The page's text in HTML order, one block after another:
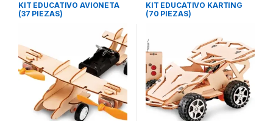
KIT EDUCATIVO AVIONETA
(37 PIEZAS)
KIT EDUCATIVO KARTING
(70 PIEZAS)